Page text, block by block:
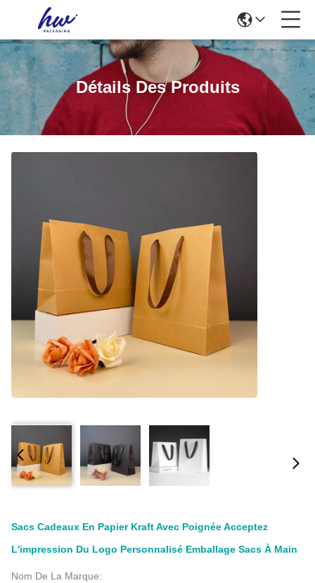
Détails Des Produits
Sacs Cadeaux En Papier Kraft Avec Poignée Acceptez
L'impression Du Logo Personnalisé Emballage Sacs À Main
Nom De La Marque: